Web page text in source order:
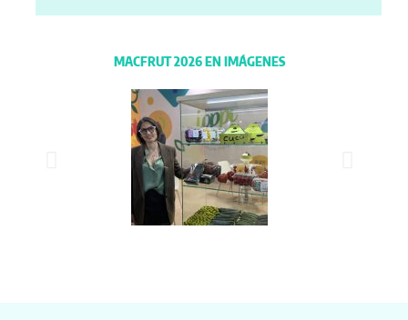
MACFRUT 2026 EN IMÁGENES